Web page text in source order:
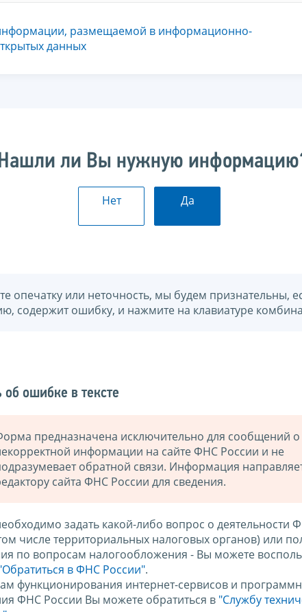
размещаемой в информационно-
данных
ли Вы нужную
Нет Да
опечатку или неточность, мы будем признательны,
содержит ошибку, и нажмите на клавиатуре
ошибке в тексте
предназначена исключительно для сообщений о
информации на сайте ФНС России и не
обратной связи. Информация
сайта ФНС России для сведения.
задать какой-либо вопрос о деятельности
числе территориальных налоговых органов) или
по вопросам налогообложения - Вы можете
в ФНС России".
функционирования интернет-сервисов и
ФНС России Вы можете обратиться в "Службу